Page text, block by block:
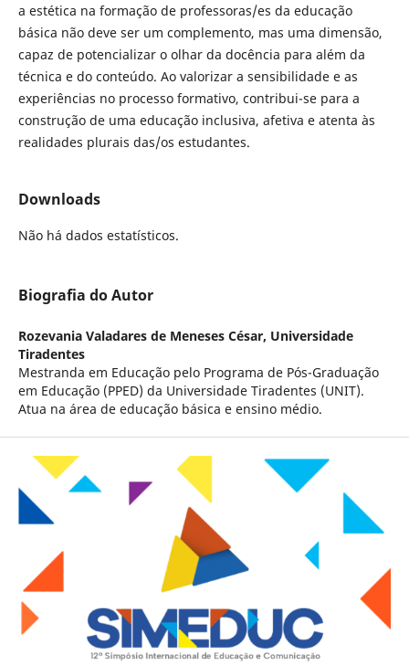
a estética na formação de professoras/es da educação
básica não deve ser um complemento, mas uma dimensão,
capaz de potencializar o olhar da docência para além da
técnica e do conteúdo. Ao valorizar a sensibilidade e as
experiências no processo formativo, contribui-se para a
construção de uma educação inclusiva, afetiva e atenta às
realidades plurais das/os estudantes.
Downloads
Não há dados estatísticos.
Biografia do Autor
Rozevania Valadares de Meneses César, Universidade
Tiradentes
Mestranda em Educação pelo Programa de Pós-Graduação
em Educação (PPED) da Universidade Tiradentes (UNIT).
Atua na área de educação básica e ensino médio.